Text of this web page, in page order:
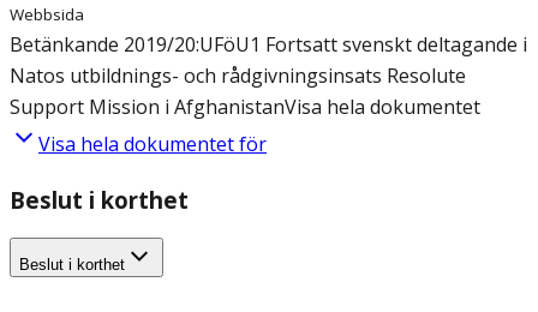
Webbsida
Betänkande 2019/20:UFöU1 Fortsatt svenskt deltagande i
Natos utbildnings- och rådgivningsinsats Resolute
Support Mission i AfghanistanVisa hela dokumentet
Visa hela dokumentet för
Beslut i korthet
Beslut i korthet